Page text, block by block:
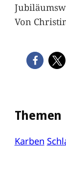
Von
Themen
Karben